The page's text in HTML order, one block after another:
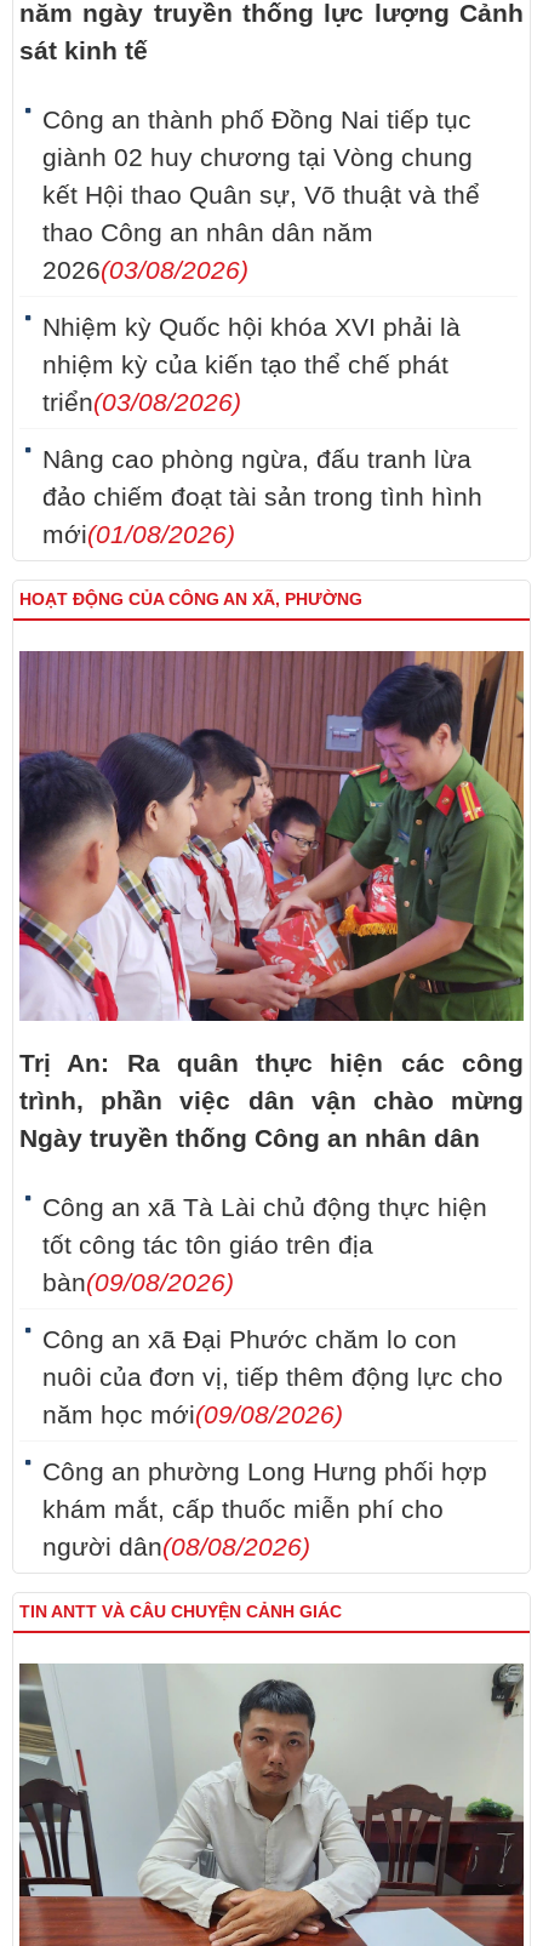
năm ngày truyền thống lực lượng Cảnh
sát kinh tế
Công an thành phố Đồng Nai tiếp tục
giành 02 huy chương tại Vòng chung
kết Hội thao Quân sự, Võ thuật và thể
thao Công an nhân dân năm
2026(03/08/2026)
Nhiệm kỳ Quốc hội khóa XVI phải là
nhiệm kỳ của kiến tạo thể chế phát
triển(03/08/2026)
Nâng cao phòng ngừa, đấu tranh lừa
đảo chiếm đoạt tài sản trong tình hình
mới(01/08/2026)
HOẠT ĐỘNG CỦA CÔNG AN XÃ, PHƯỜNG
Trị An: Ra quân thực hiện các công
trình, phần việc dân vận chào mừng
Ngày truyền thống Công an nhân dân
Công an xã Tà Lài chủ động thực hiện
tốt công tác tôn giáo trên địa
bàn(09/08/2026)
Công an xã Đại Phước chăm lo con
nuôi của đơn vị, tiếp thêm động lực cho
năm học mới(09/08/2026)
Công an phường Long Hưng phối hợp
khám mắt, cấp thuốc miễn phí cho
người dân(08/08/2026)
TIN ANTT VÀ CÂU CHUYỆN CẢNH GIÁC